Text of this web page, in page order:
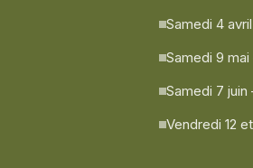
Samedi 4
Samedi 9
Samedi 7
Vendredi 12